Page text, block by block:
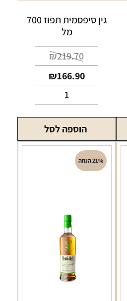
גין סיפסמית תפוז 700
מל
₪219.70
המחיר
המקורי
היה:
₪219.70.
₪166.90
המחיר
הנוכחי
הוא:
₪166.90.
של
גין
סיפסמית
תפוז
700
מל
הוספה לסל
21% הנחה